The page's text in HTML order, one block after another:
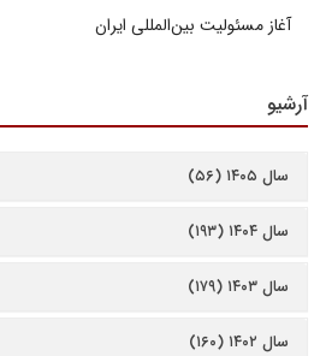
آغاز مسئولیت بین‌المللی ایران
آرشیو
سال ۱۴۰۵ (۵۶)
سال ۱۴۰۴ (۱۹۳)
سال ۱۴۰۳ (۱۷۹)
سال ۱۴۰۲ (۱۶۰)